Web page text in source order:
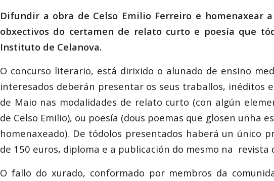
Difundir a obra de Celso Emilio Ferreiro e homenaxear
obxectivos do certamen de relato curto e poesía que
Instituto de Celanova.
O concurso literario, está dirixido o alunado de ensino
interesados deberán presentar os seus traballos, inéditos
de Maio nas modalidades de relato curto (con algún
de Celso Emilio), ou poesía (dous poemas que glosen unha
homenaxeado). De tódolos presentados haberá un único
de 150 euros, diploma e a publicación do mesmo na revista
O fallo do xurado, conformado por membros da